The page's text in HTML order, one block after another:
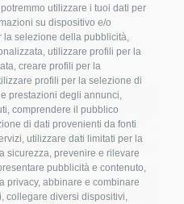
utilizzare i tuoi dati per
su dispositivo e/o
la selezione della pubblicità,
utilizzare profili per la
creare profili per la
profili per la selezione di
prestazioni degli annunci,
comprendere il pubblico
di dati provenienti da fonti
utilizzare dati limitati per la
sicurezza, prevenire e rilevare
pubblicità e contenuto,
privacy, abbinare e combinare
collegare diversi dispositivi,